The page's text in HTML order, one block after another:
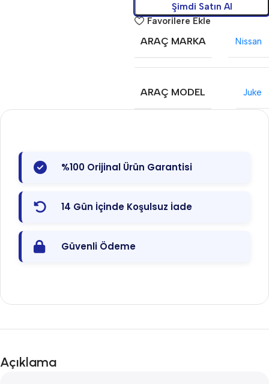
Şimdi Satın Al
Favorilere Ekle
ARAÇ MARKA Nissan
ARAÇ MODEL Juke
%100 Orijinal Ürün Garantisi
14 Gün İçinde Koşulsuz İade
Güvenli Ödeme
Açıklama